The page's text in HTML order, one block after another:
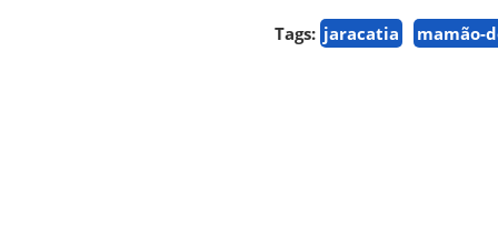
Tags: jaracatia mamão-